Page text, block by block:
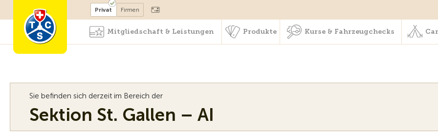
Mitglied werden
Privat Firmen
Mitgliedschaft & Leistungen Produkte Kurse & Fahrzeugchecks
Sie befinden sich derzeit im Bereich der
Sektion St. Gallen – AI